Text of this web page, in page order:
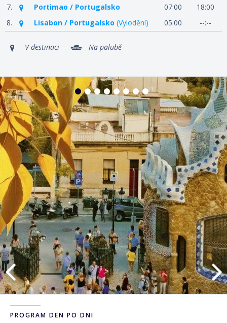
7.
Portimao / Portugalsko 07:00
18:00
8.
Lisabon / Portugalsko (Vylodění) 05:00 --:--
V destinaci Na palubě
PROGRAM DEN PO DNI